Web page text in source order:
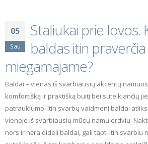
05
Sau
Staliukai prie lovos.
baldas itin praverčia
miegamajame?
Baldai – vienas iš svarbiausių akcentų
komfortišką ir praktišką buitį bei suteikiančių
patrauklumo. Itin svarbų vaidmenį baldai
vienoje iš svarbiausių mūsų namų erdvių.
nors ir nėra dideli baldai, gali tapti itin svarbiu